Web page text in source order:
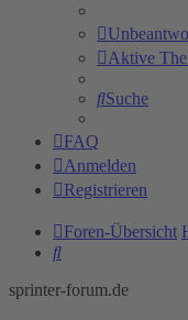
Aktive
Suche
FAQ
Anmelden
Registrieren
Foren-Übersicht
Suche
sprinter-forum.de